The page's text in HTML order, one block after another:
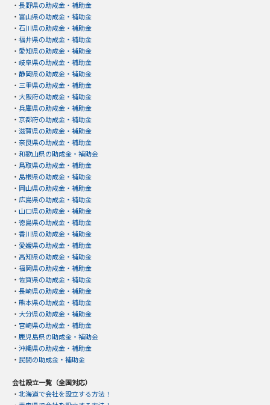
・ 長野県の助成金・補助金
・ 富山県の助成金・補助金
・ 石川県の助成金・補助金
・ 福井県の助成金・補助金
・ 愛知県の助成金・補助金
・ 岐阜県の助成金・補助金
・ 静岡県の助成金・補助金
・ 三重県の助成金・補助金
・ 大阪府の助成金・補助金
・ 兵庫県の助成金・補助金
・ 京都府の助成金・補助金
・ 滋賀県の助成金・補助金
・ 奈良県の助成金・補助金
・ 和歌山県の助成金・補助金
・ 鳥取県の助成金・補助金
・ 島根県の助成金・補助金
・ 岡山県の助成金・補助金
・ 広島県の助成金・補助金
・ 山口県の助成金・補助金
・ 徳島県の助成金・補助金
・ 香川県の助成金・補助金
・ 愛媛県の助成金・補助金
・ 高知県の助成金・補助金
・ 福岡県の助成金・補助金
・ 佐賀県の助成金・補助金
・ 長崎県の助成金・補助金
・ 熊本県の助成金・補助金
・ 大分県の助成金・補助金
・ 宮崎県の助成金・補助金
・ 鹿児島県の助成金・補助金
・ 沖縄県の助成金・補助金
・ 民間の助成金・補助金
会社設立一覧（全国対応）
・ 北海道で会社を設立する方法！